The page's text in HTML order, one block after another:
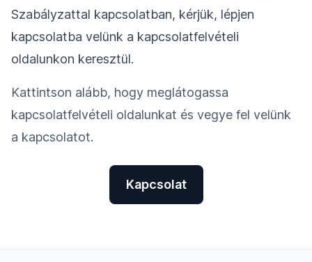
Szabályzattal kapcsolatban, kérjük, lépjen
kapcsolatba velünk a kapcsolatfelvételi
oldalunkon keresztül.
Kattintson alább, hogy meglátogassa
kapcsolatfelvételi oldalunkat és vegye fel velünk
a kapcsolatot.
Kapcsolat